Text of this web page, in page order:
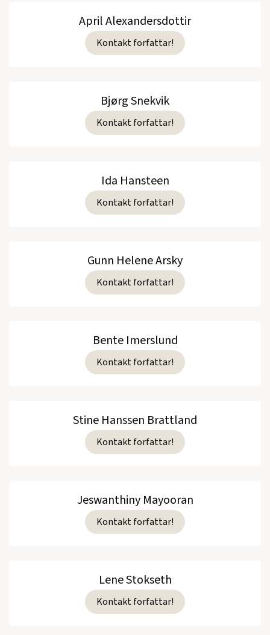
April Alexandersdottir
Kontakt forfattar!
Bjørg Snekvik
Kontakt forfattar!
Ida Hansteen
Kontakt forfattar!
Gunn Helene Arsky
Kontakt forfattar!
Bente Imerslund
Kontakt forfattar!
Stine Hanssen Brattland
Kontakt forfattar!
Jeswanthiny Mayooran
Kontakt forfattar!
Lene Stokseth
Kontakt forfattar!